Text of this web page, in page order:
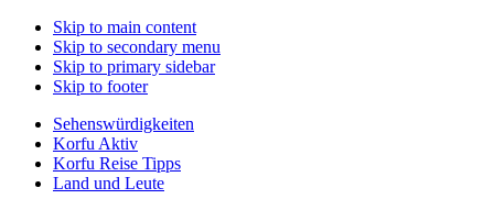
Skip to main content
Skip to secondary menu
Skip to primary sidebar
Skip to footer
Sehenswürdigkeiten
Korfu Aktiv
Korfu Reise Tipps
Land und Leute